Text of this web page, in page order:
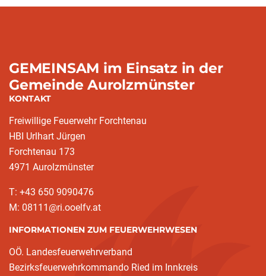
GEMEINSAM im Einsatz in der
Gemeinde Aurolzmünster
KONTAKT
Freiwillige Feuerwehr Forchtenau
HBI Urlhart Jürgen
Forchtenau 173
4971 Aurolzmünster
T: +43 650 9090476
M: 08111@ri.ooelfv.at
INFORMATIONEN ZUM FEUERWEHRWESEN
OÖ. Landesfeuerwehrverband
Bezirksfeuerwehrkommando Ried im Innkreis